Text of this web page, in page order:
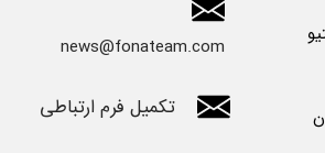
news@fonateam.com
تکمیل فرم ارتباطی